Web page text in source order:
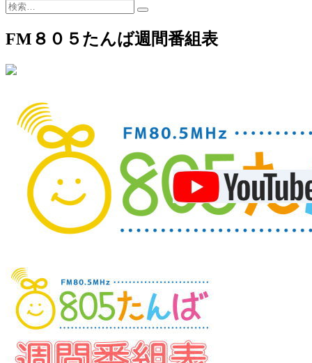
り
ぴ
ぃ
ゃ
ん
ズ
＆
ゃ
も
ん
じ
ゃ
る
検
FM８０５たんば週間番組表